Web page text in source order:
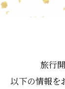
旅行
以下の情報を